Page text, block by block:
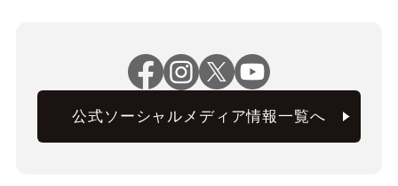
公式ソーシャルメディア情報一覧へ